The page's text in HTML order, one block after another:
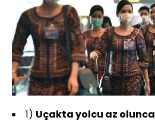
1) Uçakta yolcu az olunca